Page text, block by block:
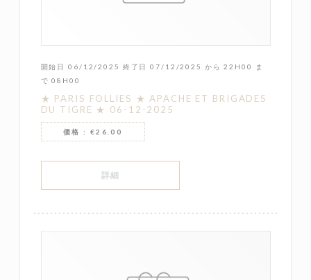
開始日 06/12/2025 終了日 07/12/2025 から 22H00 ま
で 08H00
★ PARIS FOLLIES ★ APACHE ET BRIGADES
DU TIGRE ★ 06-12-2025
価格 : €26.00
詳細